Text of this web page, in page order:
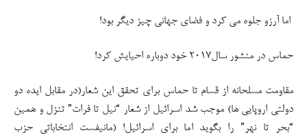
اما آرزو جلوه می کرد و فضای جهانی چیز دیگر بود!
حماس در منشور سال۲۰۱۷ خود دوباره احیایش کرد!
مقاومت مسلحانه از قسام تا حماس برای تحقق این شعار(در مقابل ایده دو
دولتی اروپایی ها) موجب شد اسرائیل از شعار “نیل تا فرات” تنزل و همین
“بحر تا نهر” را بگوید اما برای اسرائیل! (مانیفست انتخاباتی حزب